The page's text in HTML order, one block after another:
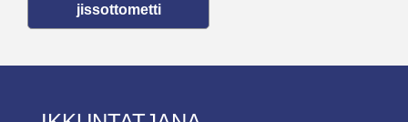
jissottometti